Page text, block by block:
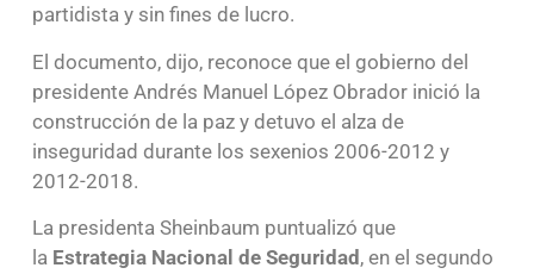
partidista y sin fines de lucro.
El documento, dijo, reconoce que el gobierno del
presidente Andrés Manuel López Obrador inició la
construcción de la paz y detuvo el alza de
inseguridad durante los sexenios 2006-2012 y
2012-2018.
La presidenta Sheinbaum puntualizó que
la Estrategia Nacional de Seguridad , en el segundo